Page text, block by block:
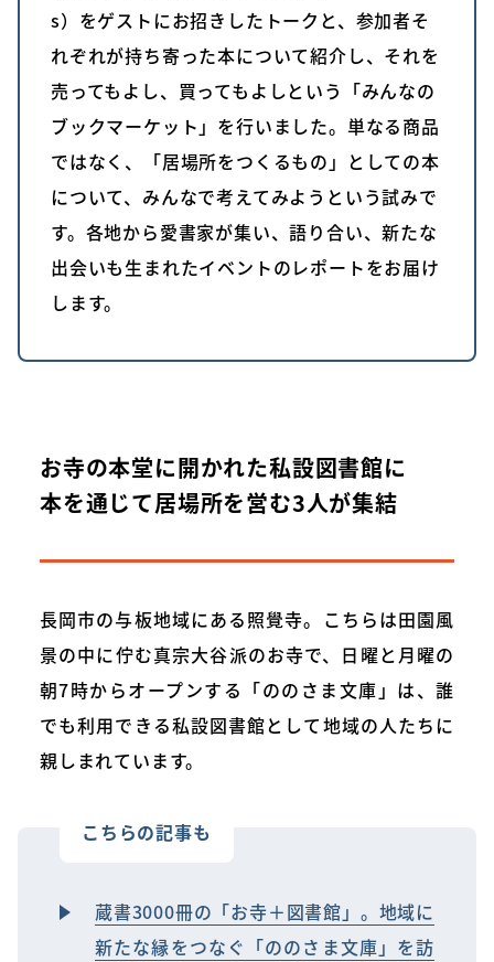
s）をゲストにお招きしたトークと、参加者そ
れぞれが持ち寄った本について紹介し、それを
売ってもよし、買ってもよしという「みんなの
ブックマーケット」を行いました。単なる商品
ではなく、「居場所をつくるもの」としての本
について、みんなで考えてみようという試みで
す。各地から愛書家が集い、語り合い、新たな
出会いも生まれたイベントのレポートをお届け
します。
お寺の本堂に開かれた私設図書館に
本を通じて居場所を営む3人が集結
長岡市の与板地域にある照覺寺。こちらは田園風
景の中に佇む真宗大谷派のお寺で、日曜と月曜の
朝7時からオープンする「ののさま文庫」は、誰
でも利用できる私設図書館として地域の人たちに
親しまれています。
こちらの記事も
蔵書3000冊の「お寺＋図書館」。地域に
新たな縁をつなぐ「ののさま文庫」を訪